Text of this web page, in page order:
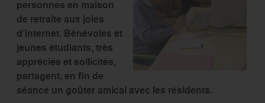
personnes en maison
de retraite aux joies
d’internet. Bénévoles et
jeunes étudiants, très
appréciés et sollicités,
partagent, en fin de
séance un goûter amical avec les résidents.